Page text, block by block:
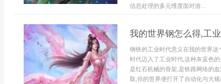
信息处理的多元维度面对游...
我的世界钢怎么得,工
钢铁的工业时代意义在我的世界
时代迈入了工业时代,这种灰蓝色
是红石机械的骨架,是铁路网络的
取,你的世界便打开了自动化与大